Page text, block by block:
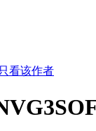
只看该作者